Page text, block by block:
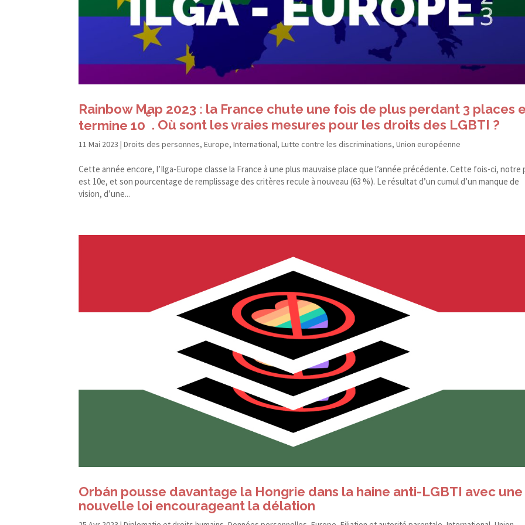
Rainbow Map 2023 : la France chute une fois de plus perdant 3 places
termine 10
e
. Où sont les vraies mesures pour les droits des LGBTI ?
11 Mai 2023 |Droits des personnes,Europe,International,Lutte contre les discriminations,Union européenne
Cette année encore, l’Ilga-Europe classe la France à une plus mauvaise place que l’année précédente. Cette fois-​ci, notre
est 10e, et son pourcentage de remplissage des critères recule à nouveau (63 %). Le résultat d’un cumul d’un manque de
vision, d’une...
Orbán pousse davantage la Hongrie dans la haine anti-​LGBTI avec une
nouvelle loi encourageant la délation